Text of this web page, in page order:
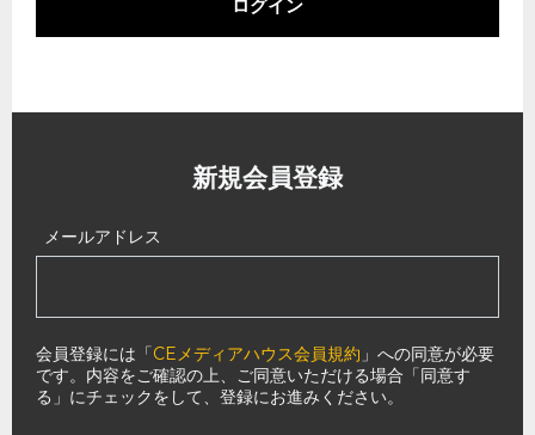
ログイン
新規会員登録
メールアドレス
会員登録には「CEメディアハウス会員規約 」への同意が必要
です。内容をご確認の上、ご同意いただける場合「同意す
る」にチェックをして、登録にお進みください。